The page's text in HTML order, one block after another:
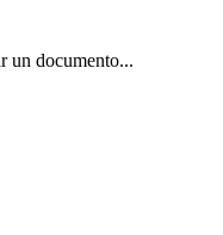
un documento...